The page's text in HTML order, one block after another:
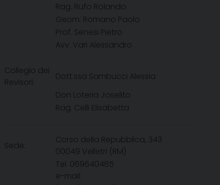
Rag. Rufo Rolando
Geom. Romano Paolo
Prof. Senesi Pietro
Avv. Vari Alessandro
Collegio dei
Revisori:
Dott.ssa Sambucci Alessia
Don Loteria Joselito
Rag. Celli Elisabetta
Sede:
Corso della Repubblica, 343
00049 Velletri (RM)
Tel. 069640465
e-mail: